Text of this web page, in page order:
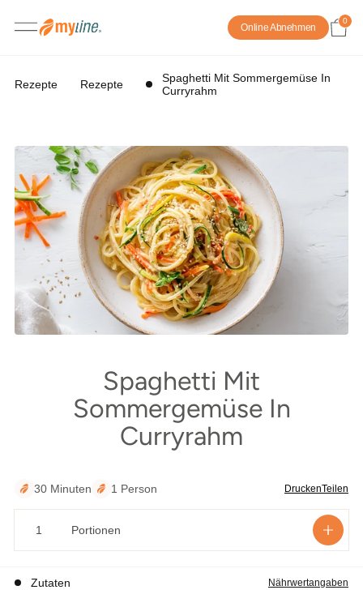
Online Abnehmen
0
Rezepte Rezepte
Spaghetti Mit Sommergemüse In
Curryrahm
Spaghetti Mit
Sommergemüse In
Curryrahm
30 Minuten 1 Person DruckenTeilen
Portionen
Zutaten Nährwertangaben